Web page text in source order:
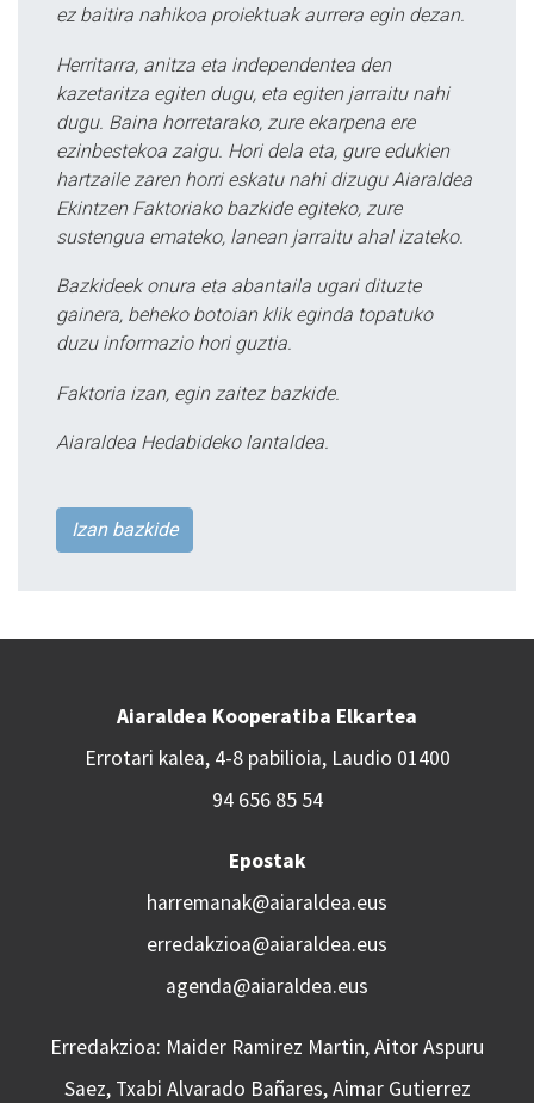
ez baitira nahikoa proiektuak aurrera egin dezan.
Herritarra, anitza eta independentea den
kazetaritza egiten dugu, eta egiten jarraitu nahi
dugu. Baina horretarako, zure ekarpena ere
ezinbestekoa zaigu. Hori dela eta, gure edukien
hartzaile zaren horri eskatu nahi dizugu Aiaraldea
Ekintzen Faktoriako bazkide egiteko, zure
sustengua emateko, lanean jarraitu ahal izateko.
Bazkideek onura eta abantaila ugari dituzte
gainera, beheko botoian klik eginda topatuko
duzu informazio hori guztia.
Faktoria izan, egin zaitez bazkide.
Aiaraldea Hedabideko lantaldea.
Izan bazkide
Aiaraldea Kooperatiba Elkartea
Errotari kalea, 4-8 pabilioia, Laudio 01400
94 656 85 54
Epostak
harremanak@aiaraldea.eus
erredakzioa@aiaraldea.eus
agenda@aiaraldea.eus
Erredakzioa: Maider Ramirez Martin, Aitor Aspuru
Saez, Txabi Alvarado Bañares, Aimar Gutierrez